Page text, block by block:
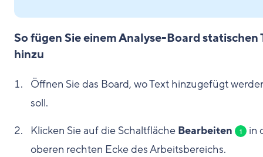
So fügen Sie einem Analyse-Board statischen
hinzu
Öffnen Sie das Board, wo Text hinzugefügt
soll.
Klicken Sie auf die Schaltfläche Bearbeiten 1
in
oberen rechten Ecke des Arbeitsbereichs.